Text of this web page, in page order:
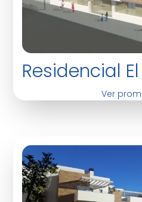
Residencial
Ver